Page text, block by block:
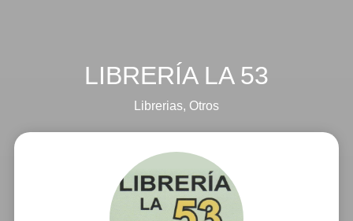
LIBRERÍA LA 53
Librerias, Otros